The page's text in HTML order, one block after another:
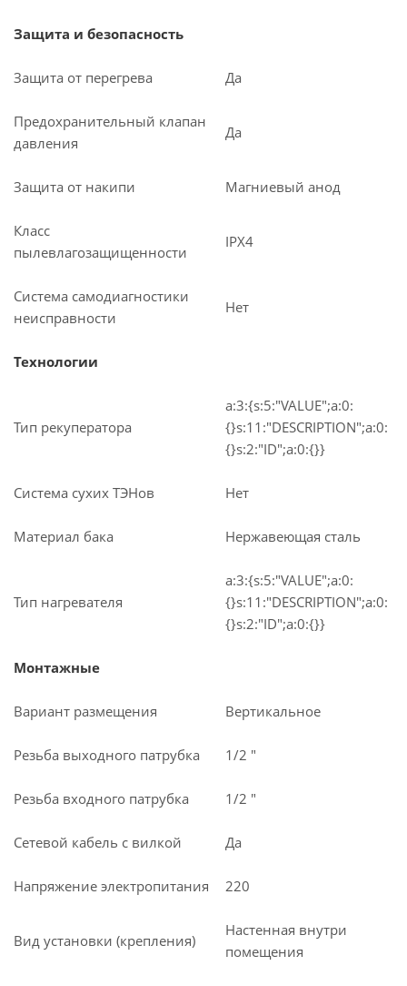
Защита и безопасность
Защита от перегрева Да
Предохранительный клапан
давления
Да
Защита от накипи Магниевый анод
Класс
пылевлагозащищенности
IPX4
Система самодиагностики
неисправности
Нет
Технологии
Тип рекуператора
a:3:{s:5:"VALUE";a:0:
{}s:11:"DESCRIPTION";a:0:
{}s:2:"ID";a:0:{}}
Система сухих ТЭНов Нет
Материал бака Нержавеющая сталь
Тип нагревателя
a:3:{s:5:"VALUE";a:0:
{}s:11:"DESCRIPTION";a:0:
{}s:2:"ID";a:0:{}}
Монтажные
Вариант размещения Вертикальное
Резьба выходного патрубка 1/2 "
Резьба входного патрубка 1/2 "
Сетевой кабель с вилкой Да
Напряжение электропитания 220
Вид установки (крепления)
Настенная внутри
помещения